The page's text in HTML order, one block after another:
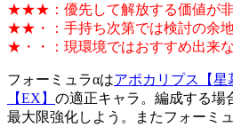
★★★：優先して解放する価値が
★★・：手持ち次第では検討の余
★・・：現環境ではおすすめ出来
フォーミュラαはアポカリプス【星
【EX】 の適正キャラ。編成する場
最大限強化しよう。またフォーミ